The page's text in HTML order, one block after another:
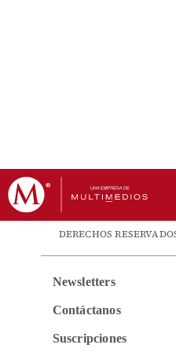
DERECHOS
Newsletters
Contáctanos
Suscripciones